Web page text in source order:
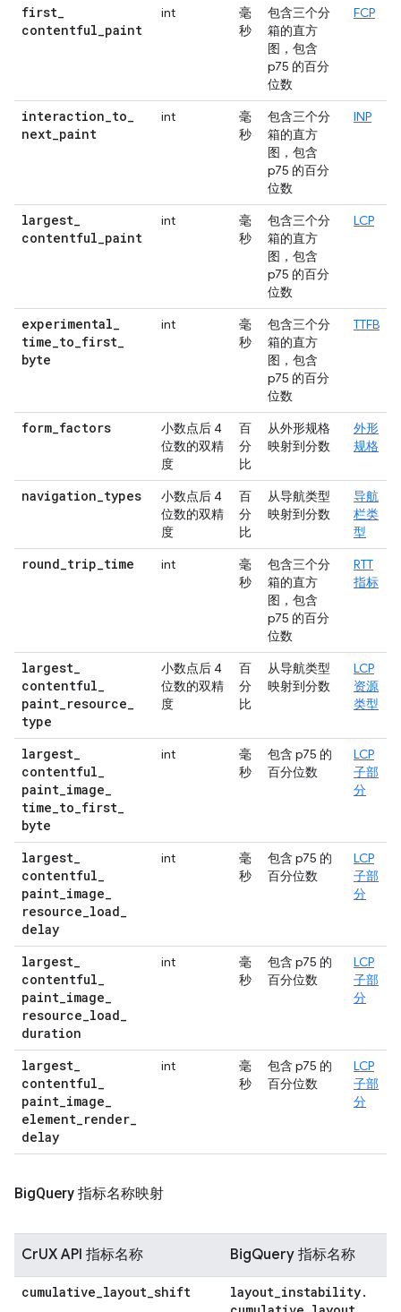
first_
contentful_paint
int
毫
秒
包含三个分
箱的直方
图，包含
p75 的百分
位数
FCP
interaction_to_
next_paint
int
毫
秒
包含三个分
箱的直方
图，包含
p75 的百分
位数
INP
largest_
contentful_paint
int
毫
秒
包含三个分
箱的直方
图，包含
p75 的百分
位数
LCP
experimental_
time_to_first_
byte
int
毫
秒
包含三个分
箱的直方
图，包含
p75 的百分
位数
TTFB
form_factors
小数点后 4
位数的双精
度
百
分
比
从外形规格
映射到分数
外形
规格
navigation_types
小数点后 4
位数的双精
度
百
分
比
从导航类型
映射到分数
导航
栏类
型
round_trip_time int
毫
秒
包含三个分
箱的直方
图，包含
p75 的百分
位数
RTT
指标
largest_
contentful_
paint_resource_
type
小数点后 4
位数的双精
度
百
分
比
从导航类型
映射到分数
LCP
资源
类型
largest_
contentful_
paint_image_
time_to_first_
byte
int
毫
秒
包含 p75 的
百分位数
LCP
子部
分
largest_
contentful_
paint_image_
resource_load_
delay
int
毫
秒
包含 p75 的
百分位数
LCP
子部
分
largest_
contentful_
paint_image_
resource_load_
duration
int
毫
秒
包含 p75 的
百分位数
LCP
子部
分
largest_
contentful_
paint_image_
element_render_
delay
int
毫
秒
包含 p75 的
百分位数
LCP
子部
分
BigQuery 指标名称映射
CrUX API 指标名称 BigQuery 指标名称
cumulative_layout_shift layout_instability.